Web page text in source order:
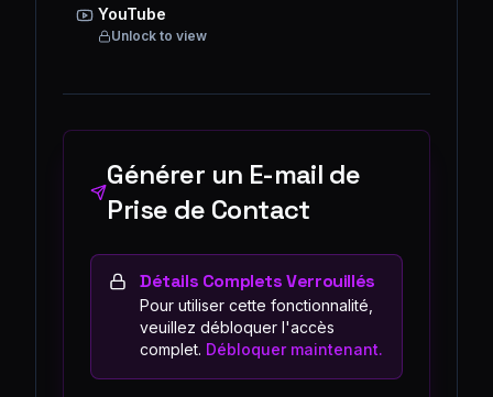
YouTube
Unlock to view
Générer un E-mail de
Prise de Contact
Détails Complets Verrouillés
Pour utiliser cette fonctionnalité,
veuillez débloquer l'accès
complet. Débloquer maintenant.